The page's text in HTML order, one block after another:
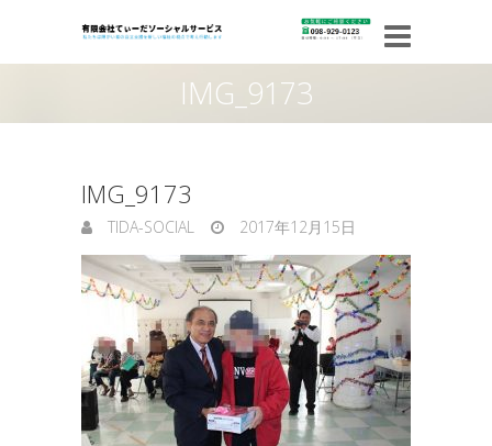
IMG_9173
IMG_9173
TIDA-SOCIAL 2017年12月15日